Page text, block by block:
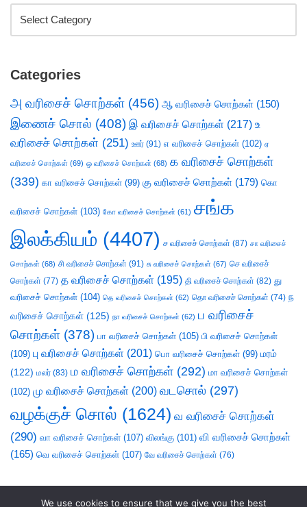
Categories
அ வரிசைச் சொற்கள் (456) ஆ வரிசைச் சொற்கள் (150)
இணைச் சொல் (408) இ வரிசைச் சொற்கள் (217) உ
வரிசைச் சொற்கள் (251) ஊர் (91) எ வரிசைச் சொற்கள் (102) ஏ
வரிசைச் சொற்கள் (69) ஒ வரிசைச் சொற்கள் (68) க வரிசைச் சொற்கள்
(339) கா வரிசைச் சொற்கள் (99) கு வரிசைச் சொற்கள் (179) கொ
வரிசைச் சொற்கள் (103) கோ வரிசைச் சொற்கள் (61) சங்க
இலக்கியம் (4407) ச வரிசைச் சொற்கள் (87) சா வரிசைச்
சொற்கள் (68) சி வரிசைச் சொற்கள் (91) சு வரிசைச் சொற்கள் (67) செ வரிசைச்
சொற்கள் (77) த வரிசைச் சொற்கள் (195) தி வரிசைச் சொற்கள் (82) து
வரிசைச் சொற்கள் (104) தெ வரிசைச் சொற்கள் (62) தொ வரிசைச் சொற்கள் (74) ந
வரிசைச் சொற்கள் (125) நா வரிசைச் சொற்கள் (62) ப வரிசைச்
சொற்கள் (378) பா வரிசைச் சொற்கள் (105) பி வரிசைச் சொற்கள்
(109) பு வரிசைச் சொற்கள் (201) பொ வரிசைச் சொற்கள் (99) மரம்
(122) மலர் (83) ம வரிசைச் சொற்கள் (292) மா வரிசைச் சொற்கள்
(102) மு வரிசைச் சொற்கள் (200) வடசொல் (297)
வழக்குச் சொல் (1624) வ வரிசைச் சொற்கள்
(290) வா வரிசைச் சொற்கள் (107) விலங்கு (101) வி வரிசைச் சொற்கள்
(165) வெ வரிசைச் சொற்கள் (107) வே வரிசைச் சொற்கள் (76)
We use cookies to ensure that we give you the best